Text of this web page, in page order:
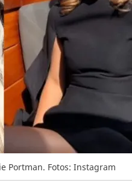
Portman. Fotos: Instagram